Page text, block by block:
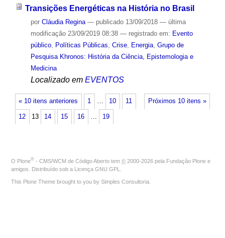
Transições Energéticas na História no Brasil
por Cláudia Regina — publicado13/09/2018 — última
modificação23/09/2019 08:38 — registrado em: Evento
público, Políticas Públicas, Crise, Energia, Grupo de
Pesquisa Khronos: História da Ciência, Epistemologia e
Medicina
Localizado em EVENTOS
« 10 itens anteriores Próximos 10 itens »
1 … 10 11
12 13 14 15 16 … 19
O Plone® - CMS/WCM de Código Aberto tem © 2000-2026 pela Fundação Plone e
amigos. Distribuído sob a Licença GNU GPL
This Plone Theme brought to you by Simples Consultoria